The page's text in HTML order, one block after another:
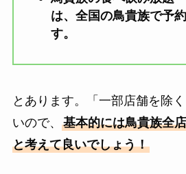
は、全国の鳥貴族で予
す。
とあります。「一部店舗を除
いので、 基本的には鳥貴族全
と考えて良いでしょう！